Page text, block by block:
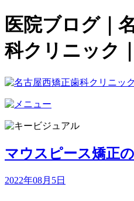
医院ブログ｜
科クリニック
マウスピース矯正
2022年08月5日